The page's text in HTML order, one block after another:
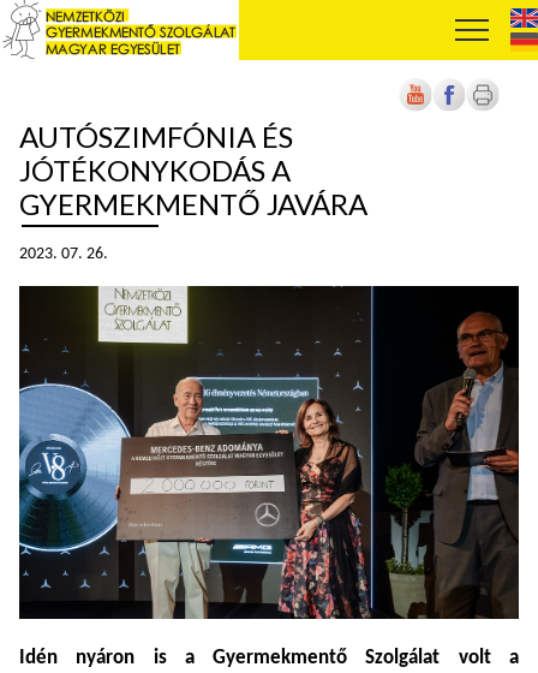
AUTÓSZIMFÓNIA ÉS
JÓTÉKONYKODÁS A
GYERMEKMENTŐ JAVÁRA
2023. 07. 26.
Idén nyáron is a Gyermekmentő Szolgálat volt a